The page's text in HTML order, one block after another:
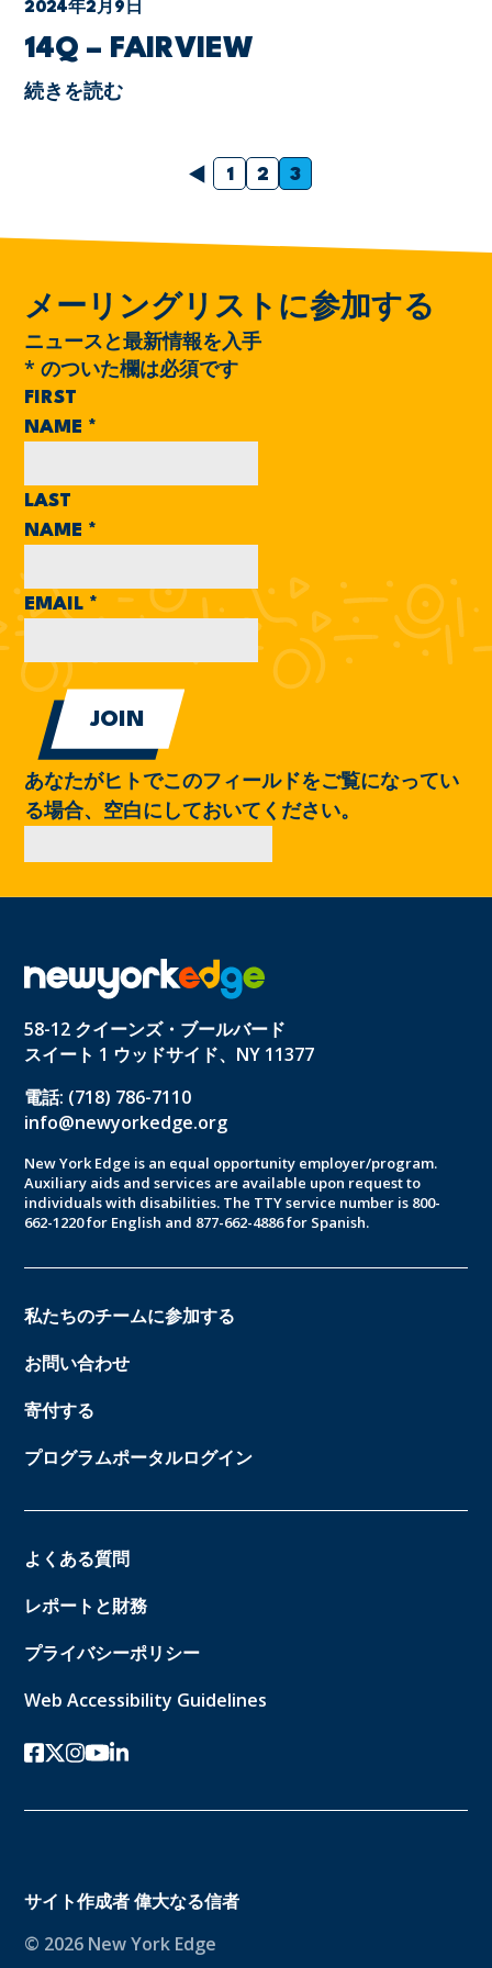
2024年2月9日
14Q – FAIRVIEW
続きを読む
前の1 2 3
メーリングリストに参加する
ニュースと最新情報を入手
* のついた欄は必須です
FIRST
NAME *
LAST
NAME *
EMAIL *
あなたがヒトでこのフィールドをご覧になってい
る場合、空白にしておいてください。
58-12 クイーンズ・ブールバード
スイート 1 ウッドサイド、NY 11377
電話: (718) 786-7110
info@newyorkedge.org
New York Edge is an equal opportunity employer/program.
Auxiliary aids and services are available upon request to
individuals with disabilities. The TTY service number is 800-
662-1220 for English and 877-662-4886 for Spanish.
私たちのチームに参加する
お問い合わせ
寄付する
プログラムポータルログイン
よくある質問
レポートと財務
プライバシーポリシー
Web Accessibility Guidelines
フェイスブック
ツイッターx
インスタグラム
ユーチューブ
リンクトイン
サイト作成者偉大なる信者
© 2026 New York Edge